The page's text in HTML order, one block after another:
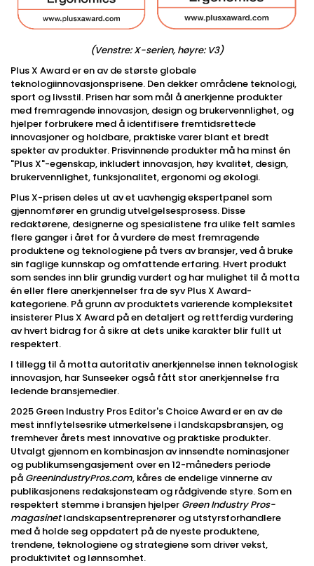
(Venstre: X-serien, høyre: V3)
Plus X Award er en av de største globale
teknologiinnovasjonsprisene. Den dekker områdene teknologi,
sport og livsstil. Prisen har som mål å anerkjenne produkter
med fremragende innovasjon, design og brukervennlighet, og
hjelper forbrukere med å identifisere fremtidsrettede
innovasjoner og holdbare, praktiske varer blant et bredt
spekter av produkter. Prisvinnende produkter må ha minst én
"Plus X"-egenskap, inkludert innovasjon, høy kvalitet, design,
brukervennlighet, funksjonalitet, ergonomi og økologi.
Plus X-prisen deles ut av et uavhengig ekspertpanel som
gjennomfører en grundig utvelgelsesprosess. Disse
redaktørene, designerne og spesialistene fra ulike felt samles
flere ganger i året for å vurdere de mest fremragende
produktene og teknologiene på tvers av bransjer, ved å bruke
sin faglige kunnskap og omfattende erfaring. Hvert produkt
som sendes inn blir grundig vurdert og har mulighet til å motta
én eller flere anerkjennelser fra de syv Plus X Award-
kategoriene. På grunn av produktets varierende kompleksitet
insisterer Plus X Award på en detaljert og rettferdig vurdering
av hvert bidrag for å sikre at dets unike karakter blir fullt ut
respektert.
I tillegg til å motta autoritativ anerkjennelse innen teknologisk
innovasjon, har Sunseeker også fått stor anerkjennelse fra
ledende bransjemedier.
2025 Green Industry Pros Editor's Choice Award er en av de
mest innflytelsesrike utmerkelsene i landskapsbransjen, og
fremhever årets mest innovative og praktiske produkter.
Utvalgt gjennom en kombinasjon av innsendte nominasjoner
og publikumsengasjement over en 12-måneders periode
på GreenIndustryPros.com, kåres de endelige vinnerne av
publikasjonens redaksjonsteam og rådgivende styre. Som en
respektert stemme i bransjen hjelper Green Industry Pros-
magasinetlandskapsentreprenører og utstyrsforhandlere
med å holde seg oppdatert på de nyeste produktene,
trendene, teknologiene og strategiene som driver vekst,
produktivitet og lønnsomhet.